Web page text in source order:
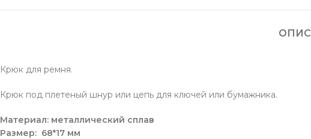
ОПИС
Крюк для ремня.
Крюк под плетеный шнур или цепь для ключей или бумажника.
Материал: металлический сплав
Размер: 68*17 мм